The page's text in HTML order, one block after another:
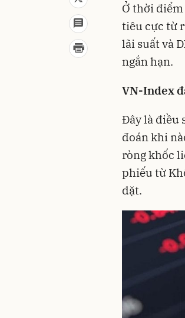
Ở thời
tiêu cực từ
lãi suất và
ngắn hạn.
VN-Index
Đây là điều
đoán khi
ròng khốc
phiếu từ
dặt.